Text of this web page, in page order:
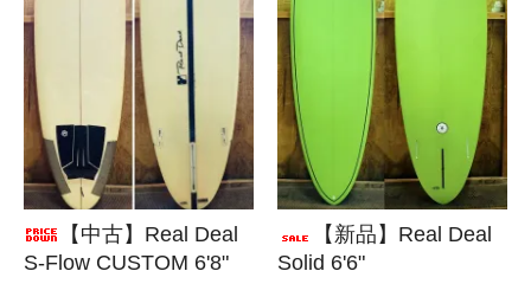
【中古】Real Deal
S-Flow CUSTOM 6'8"
【新品】Real Deal
Solid 6'6"